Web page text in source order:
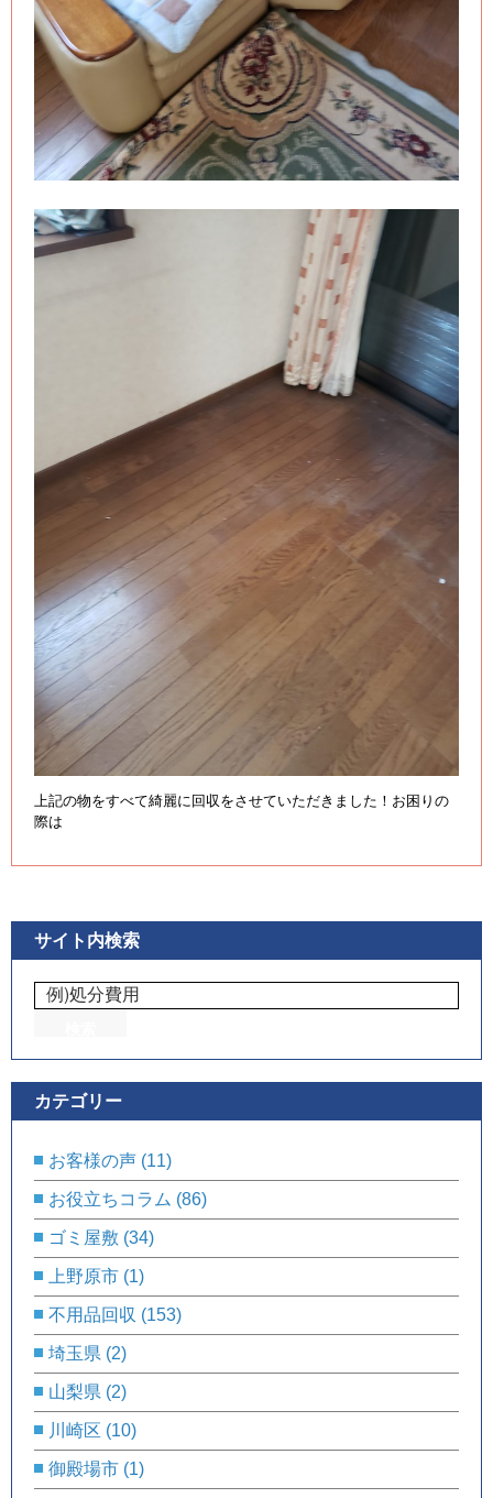
上記の物をすべて綺麗に回収をさせていただきました！お困りの
際は
サイト内検索
カテゴリー
お客様の声 (11)
お役立ちコラム (86)
ゴミ屋敷 (34)
上野原市 (1)
不用品回収 (153)
埼玉県 (2)
山梨県 (2)
川崎区 (10)
御殿場市 (1)